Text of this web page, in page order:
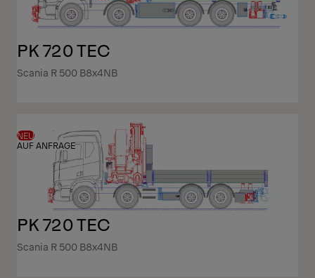
PK 720 TEC
Scania R 500 B8x4NB
NEU
AUF ANFRAGE
PK 720 TEC
Scania R 500 B8x4NB